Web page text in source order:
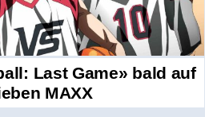
Last Game» bald auf
MAXX